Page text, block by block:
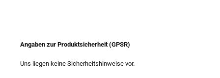
Angaben zur Produktsicherheit (GPSR)
Uns liegen keine Sicherheitshinweise vor.